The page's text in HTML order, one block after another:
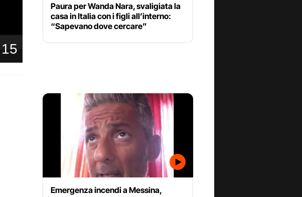
Paura per Wanda Nara, svaligiata la
casa in Italia con i figli all’interno:
“Sapevano dove cercare”
Emergenza incendi a Messina,